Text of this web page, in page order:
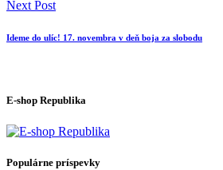
Next Post
Ideme do ulíc! 17. novembra v deň boja za slobodu
E-shop Republika
Populárne príspevky